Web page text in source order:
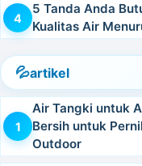
5 Tanda Anda
Kualitas Air
artikel
Air Tangki untuk
Bersih untuk
Outdoor